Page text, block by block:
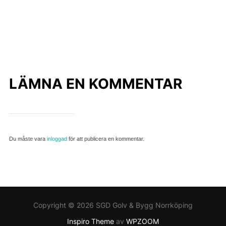
LÄMNA EN KOMMENTAR
Du måste vara inloggadför att publicera en kommentar.
Copyright © 2026 SGD Golv & Bygg Norrköping
Inspiro Theme av WPZOOM